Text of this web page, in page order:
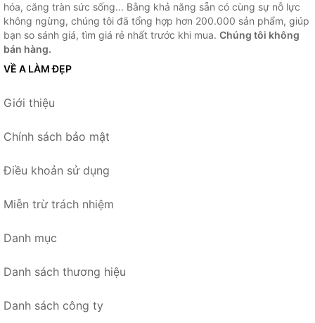
hóa, căng tràn sức sống... Bằng khả năng sẵn có cùng sự nỗ lực
không ngừng, chúng tôi đã tổng hợp hơn 200.000 sản phẩm, giúp
bạn so sánh giá, tìm giá rẻ nhất trước khi mua. Chúng tôi không
bán hàng.
VỀ A LÀM ĐẸP
Giới thiệu
Chính sách bảo mật
Điều khoản sử dụng
Miễn trừ trách nhiệm
Danh mục
Danh sách thương hiệu
Danh sách công ty